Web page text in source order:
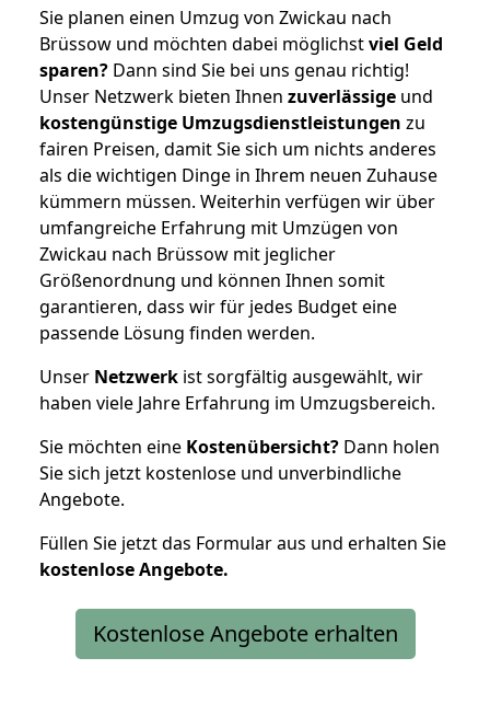
Sie planen einen Umzug von Zwickau nach
Brüssow und möchten dabei möglichstviel Geld
sparen? Dann sind Sie bei uns genau richtig!
Unser Netzwerk bieten Ihnen zuverlässige und
kostengünstige Umzugsdienstleistungen zu
fairen Preisen, damit Sie sich um nichts anderes
als die wichtigen Dinge in Ihrem neuen Zuhause
kümmern müssen. Weiterhin verfügen wir über
umfangreiche Erfahrung mit Umzügen von
Zwickau nach Brüssow mit jeglicher
Größenordnung und können Ihnen somit
garantieren, dass wir für jedes Budget eine
passende Lösung finden werden.
Unser Netzwerk ist sorgfältig ausgewählt, wir
haben viele Jahre Erfahrung im Umzugsbereich.
Sie möchten eine Kostenübersicht? Dann holen
Sie sich jetzt kostenlose und unverbindliche
Angebote.
Füllen Sie jetzt das Formular aus und erhalten Sie
kostenloseAngebote.
Kostenlose Angebote erhalten